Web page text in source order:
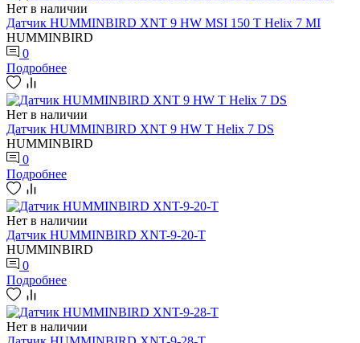
Нет в наличии
Датчик HUMMINBIRD XNT 9 HW MSI 150 T Helix 7 MI
HUMMINBIRD
0
Подробнее
Нет в наличии
Датчик HUMMINBIRD XNT 9 HW T Helix 7 DS
HUMMINBIRD
0
Подробнее
Нет в наличии
Датчик HUMMINBIRD XNT-9-20-T
HUMMINBIRD
0
Подробнее
Нет в наличии